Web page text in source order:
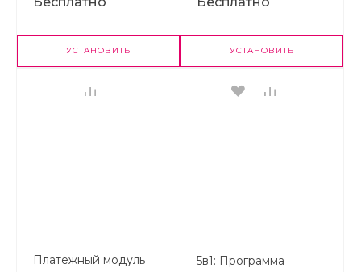
УСТАНОВИТЬ УСТАНОВИТЬ
Платежный модуль
5в1: Программа